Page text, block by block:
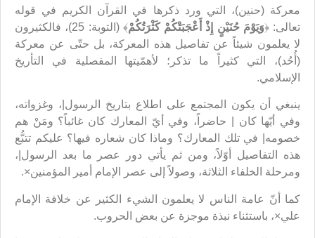
معركة (حنين)، التي ورد ذكرها في القرآن الكريم في قوله
تعالى: ﴿وَيَوْمَ حُنَيْنٍ إِذْ أَعْجَبَتْكُمْ كَثْرَتُكُمْ
﴾ (التوبة: 25)، فالكثيرون
لا يعلمون شيئاً عن تفاصيل هذه المعركة، بل حتّى عن معركة
(أُحُد)، التي كثيراً ما تذكر؛ لأهمّيتها المفصلية في التأريخ
الإسلامي.
ينبغي أن يكون المجتمع على اطلاع بتاريخ الرسول|، وغزواته،
وفي أيّها كان | حاضراً، وفي أيّ المعارك كان غائباً؟ ومَنْ هم
خصومه| في تلك المعارك؟ وماذا كان شعاره فيها؟ عليكم تتبُّع
هذه التفاصيل أوّلاً، ومن ثم يأتي دور عصر ما بعد الرسول|،
ومرحلة الخلفاء الثلاثة، وصولاً إلى عصر الإمام أمير المؤمنين×.
كما أنّ عامة الناس لا يعلمون الشيء الكثير عن خلافة الإمام
علي×، باستثناء نبذة موجزة عن بعض الحروب.